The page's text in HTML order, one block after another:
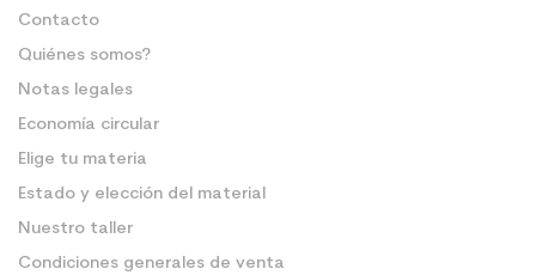
Contacto
Quiénes somos?
Notas legales
Economía circular
Elige tu materia
Estado y elección del material
Nuestro taller
Condiciones generales de venta